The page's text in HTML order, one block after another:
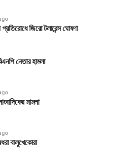
জিরো টলারেন্স ঘোষণা
নেতার হামলা
মামলা
বালুখেকোরা